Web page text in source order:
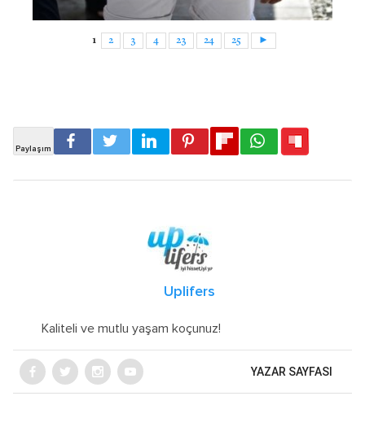
1 2 3 4 23 24 25 ►
Uplifers
Kaliteli ve mutlu yaşam koçunuz!
YAZAR SAYFASI